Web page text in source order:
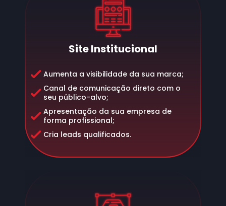
Site Institucional
Aumenta a visibilidade da sua marca;
Canal de comunicação direto com o
seu público-alvo;
Apresentação da sua empresa de
forma profissional;
Cria leads qualificados.